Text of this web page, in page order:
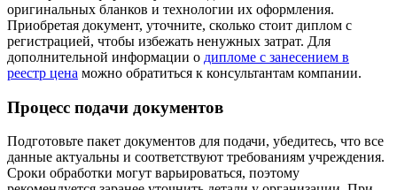
оригинальных бланков и технологии их оформления.
Приобретая документ, уточните, сколько стоит диплом с
регистрацией, чтобы избежать ненужных затрат. Для
дополнительной информации о дипломе с занесением в
реестр цена можно обратиться к консультантам компании.
Процесс подачи документов
Подготовьте пакет документов для подачи, убедитесь, что все
данные актуальны и соответствуют требованиям учреждения.
Сроки обработки могут варьироваться, поэтому